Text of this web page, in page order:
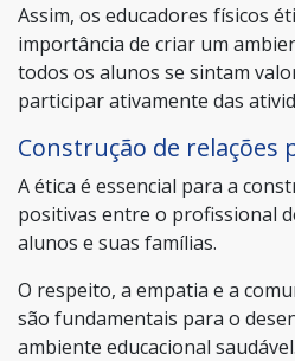
Assim, os educadores físicos
importância de criar um
todos os alunos se sintam
participar ativamente das
Construção de relações
A ética é essencial para a
positivas entre o profissional
alunos e suas famílias.
O respeito, a empatia e a
são fundamentais para o
ambiente educacional saudável.